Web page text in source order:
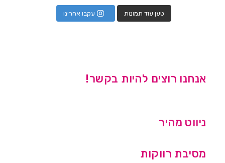
טען עוד תמונות עקבו אחרינו
אנחנו רוצים להיות בקשר!
ניווט מהיר
מסיבת רווקות